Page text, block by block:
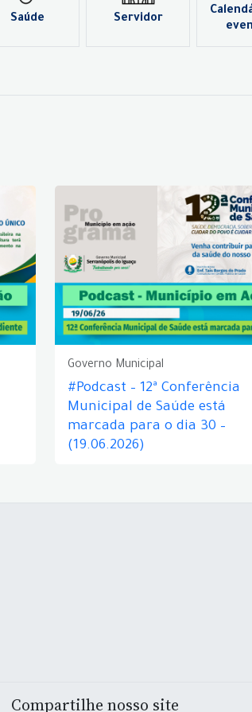
Saúde Servidor
Governo Municipal
#Podcast – 12ª Conferência
Municipal de Saúde está
marcada para o dia 30 –
(19.06.2026)
Compartilhe nosso site